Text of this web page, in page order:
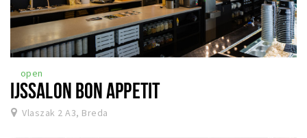
open
IJSSALON BON APPETIT
Vlaszak 2 A3, Breda